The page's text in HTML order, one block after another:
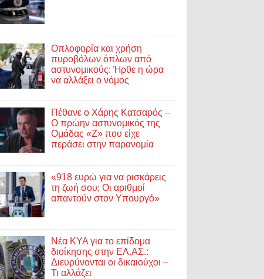
Οπλοφορία και χρήση
πυροβόλων όπλων από
αστυνομικούς: Ήρθε η ώρα
να αλλάξει ο νόμος
Πέθανε ο Χάρης Κατσαρός –
Ο πρώην αστυνομικός της
Ομάδας «Ζ» που είχε
περάσει στην παρανομία
«918 ευρώ για να ρισκάρεις
τη ζωή σου; Οι αριθμοί
απαντούν στον Υπουργό»
Νέα ΚΥΑ για το επίδομα
διοίκησης στην ΕΛ.ΑΣ.:
Διευρύνονται οι δικαιούχοι –
Τι αλλάζει